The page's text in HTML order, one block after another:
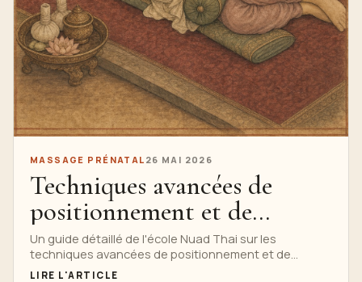
MASSAGE PRÉNATAL 26 MAI 2026
Techniques avancées de
positionnement et de
massage prénatals
Un guide détaillé de l'école Nuad Thai sur les
techniques avancées de positionnement et de
massage prénatal, avec une surveillance de la
LIRE L'ARTICLE